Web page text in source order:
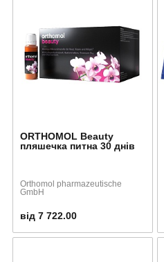
ORTHOMOL Beauty
пляшечка питна 30 днів
Orthomol pharmazeutische
GmbH
від 7 722.00